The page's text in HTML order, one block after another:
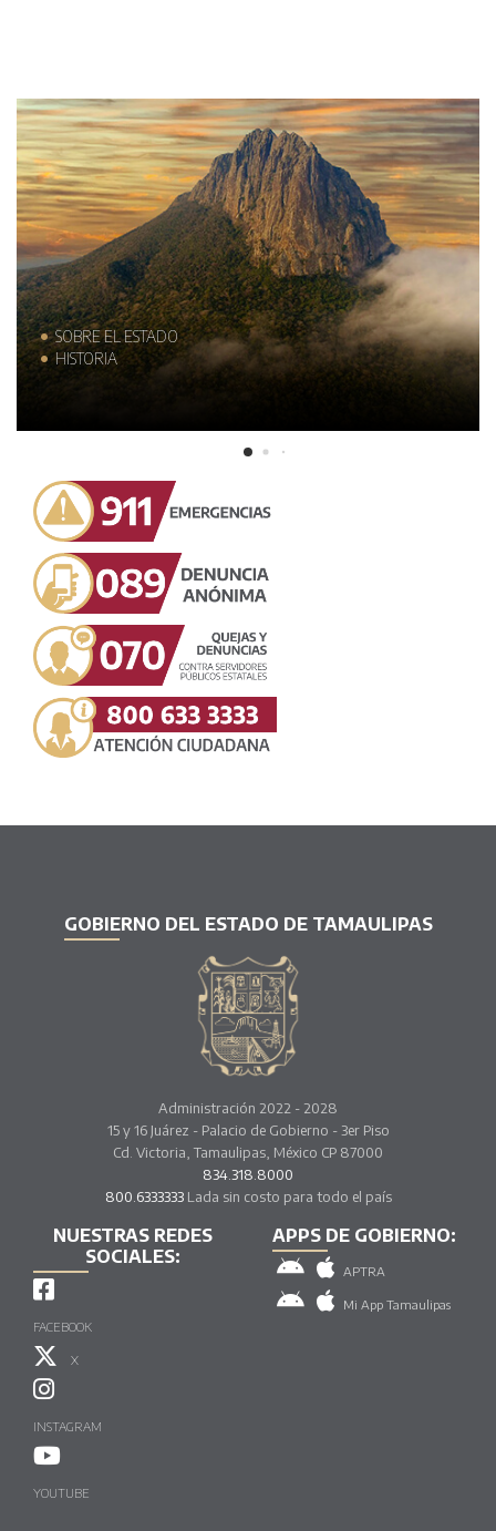
SOBRE EL ESTADO
HISTORIA
GOBIERNO DEL ESTADO DE TAMAULIPAS
Administración 2022 - 2028
15 y 16 Juárez - Palacio de Gobierno - 3er Piso
Cd. Victoria, Tamaulipas, México CP 87000
834.318.8000
800.6333333Lada sin costo para todo el país
NUESTRAS REDES
SOCIALES:
FACEBOOK
X
INSTAGRAM
YOUTUBE
APPS DE GOBIERNO:
APTRA
Mi App Tamaulipas